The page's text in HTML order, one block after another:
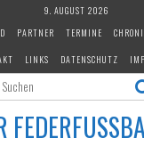
9. AUGUST 2026
PARTNER TERMINE
LINKS DATENSCHUTZ